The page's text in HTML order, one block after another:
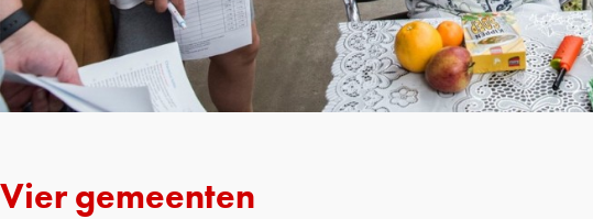
Vier gemeenten